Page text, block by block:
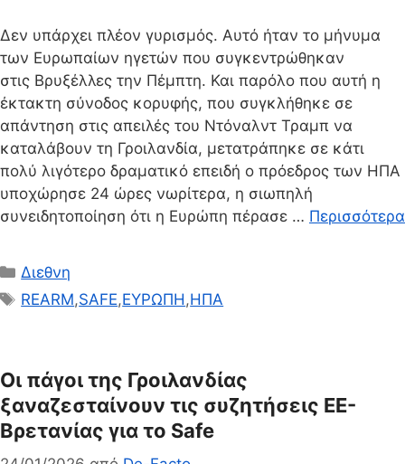
Δεν υπάρχει πλέον γυρισμός. Αυτό ήταν το μήνυμα
των Ευρωπαίων ηγετών που συγκεντρώθηκαν
στις Βρυξέλλες την Πέμπτη. Και παρόλο που αυτή η
έκτακτη σύνοδος κορυφής, που συγκλήθηκε σε
απάντηση στις απειλές του Ντόναλντ Τραμπ να
καταλάβουν τη Γροιλανδία, μετατράπηκε σε κάτι
πολύ λιγότερο δραματικό επειδή ο πρόεδρος των ΗΠΑ
υποχώρησε 24 ώρες νωρίτερα, η σιωπηλή
συνειδητοποίηση ότι η Ευρώπη πέρασε … Περισσότερα
Κατηγορίες
Διεθνη
Ετικέτες
REARM,SAFE,ΕΥΡΩΠΗ ,ΗΠΑ
Οι πάγοι της Γροιλανδίας
ξαναζεσταίνουν τις συζητήσεις ΕΕ-
Βρετανίας για το Safe